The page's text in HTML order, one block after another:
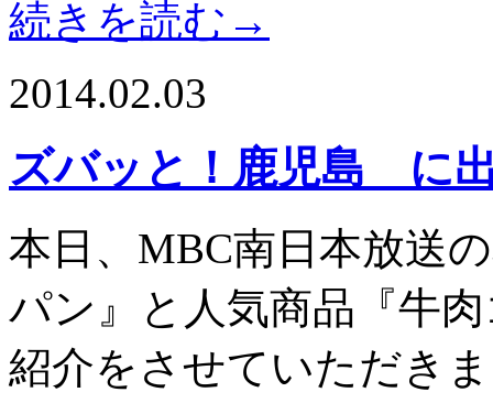
続きを読む→
2014.02.03
ズバッと！鹿児島 に
本日、MBC南日本放送
パン』と人気商品『牛
紹介をさせていただき